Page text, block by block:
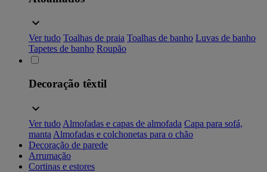
Ver tudo Toalhas de praia Toalhas de banho Luvas de banho
Tapetes de banho Roupão
Decoração têxtil
Ver tudo Almofadas e capas de almofada Capa para sofá,
manta Almofadas e colchonetas para o chão
Decoração de parede
Arrumação
Cortinas e estores